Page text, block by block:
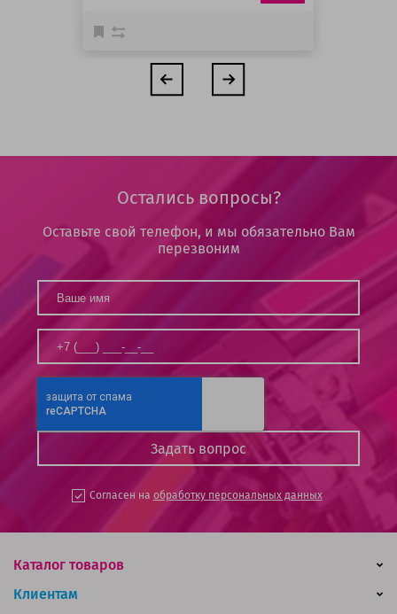
Остались вопросы?
Оставьте свой телефон, и мы обязательно Вам
перезвоним
Согласен на обработку персональных данных
Каталог товаров
Клиентам